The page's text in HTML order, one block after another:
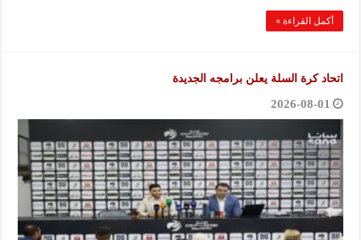
أكمل القراءة »
اتحاد كرة السلة يعلن برامجه الجديدة
2026-08-01